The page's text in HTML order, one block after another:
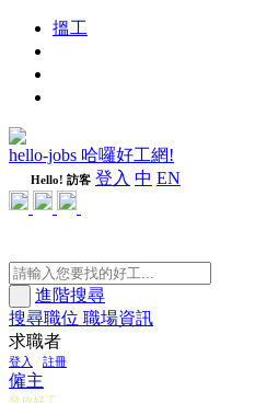
搵工
hello-jobs 哈囉好工網!
Hello! 訪客 登入 中 EN
進階搜尋
搜尋職位 職場資訊
求職者
登入 / 註冊
僱主